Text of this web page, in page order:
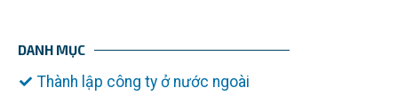
DANH MỤC
Thành lập công ty ở nước ngoài